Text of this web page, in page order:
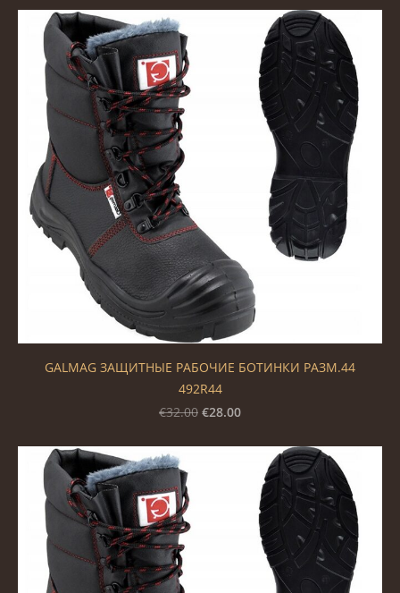
GALMAG ЗАЩИТНЫЕ РАБОЧИЕ БОТИНКИ РАЗМ.44
492R44
€32.00 €28.00